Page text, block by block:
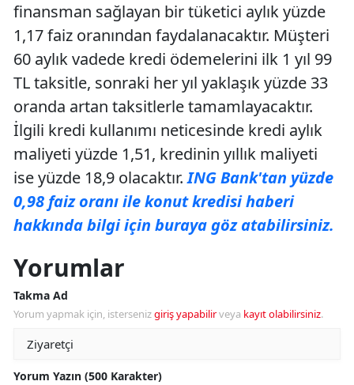
finansman sağlayan bir tüketici aylık yüzde
1,17 faiz oranından faydalanacaktır. Müşteri
60 aylık vadede kredi ödemelerini ilk 1 yıl 99
TL taksitle, sonraki her yıl yaklaşık yüzde 33
oranda artan taksitlerle tamamlayacaktır.
İlgili kredi kullanımı neticesinde kredi aylık
maliyeti yüzde 1,51, kredinin yıllık maliyeti
ise yüzde 18,9 olacaktır.ING Bank'tan yüzde
0,98 faiz oranı ile konut kredisi haberi
hakkında bilgi için buraya göz atabilirsiniz.
Yorumlar
Takma Ad
Yorum yapmak için, istersenizgiriş yapabilirveya kayıt olabilirsiniz.
Yorum Yazın (500 Karakter)